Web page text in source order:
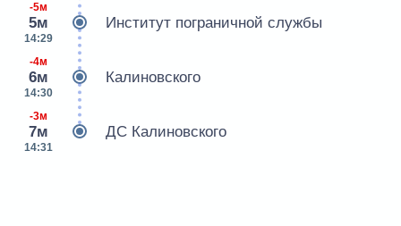
-5м
5м
14:29
Институт пограничной службы
-4м
6м
14:30
Калиновского
-3м
7м
14:31
ДС Калиновского